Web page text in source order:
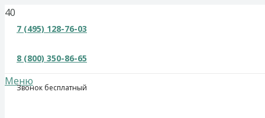
7 (495) 128-76-03
8 (800) 350-86-65
Звонок бесплатный
Меню